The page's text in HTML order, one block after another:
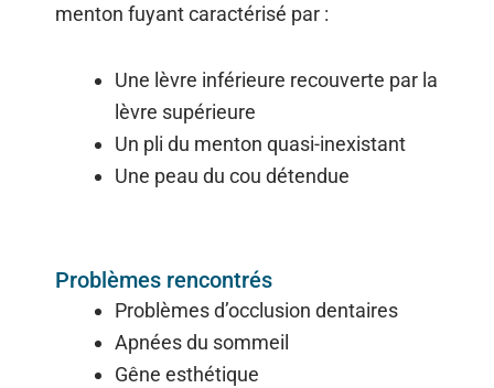
menton fuyant caractérisé par :
Une lèvre inférieure recouverte par la
lèvre supérieure
Un pli du menton quasi-inexistant
Une peau du cou détendue
Problèmes rencontrés
Problèmes d’occlusion dentaires
Apnées du sommeil
Gêne esthétique